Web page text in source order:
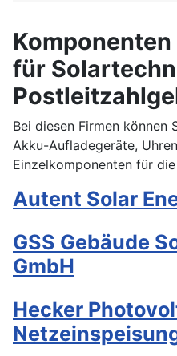
für
Bei diesen Firmen können
Akku-Aufladegeräte,
Einzelkomponenten für
Autent Solar
GSS Gebäude
GmbH
Hecker